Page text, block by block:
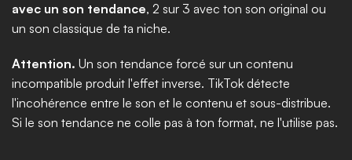
avec un son tendance, 2 sur 3 avec ton son original ou
un son classique de ta niche.
Attention. Un son tendance forcé sur un contenu
incompatible produit l'effet inverse. TikTok détecte
l'incohérence entre le son et le contenu et sous-distribue.
Si le son tendance ne colle pas à ton format, ne l'utilise pas.